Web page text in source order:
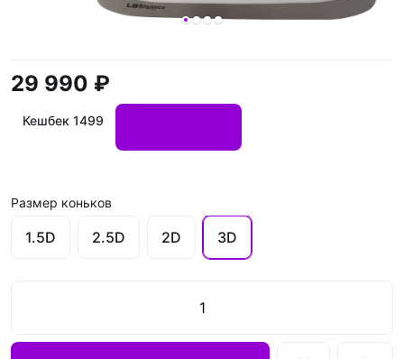
29 990 ₽
Кешбек 1499
Размер коньков
1.5D 2.5D 2D 3D